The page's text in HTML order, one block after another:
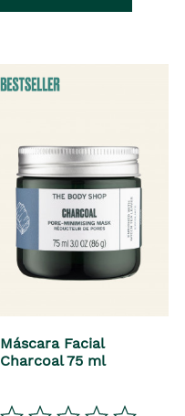
Máscara Facial
Charcoal 75 ml